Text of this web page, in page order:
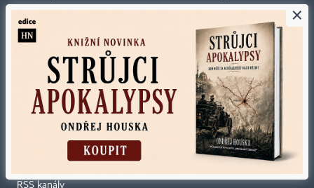
Economia
Kariéra v HN
Ceník inzerce
Nastavení soukromí
Všeobecné smluvní podmínky
Koupit / darovat předplatné
Newslettery
RSS kanály
×